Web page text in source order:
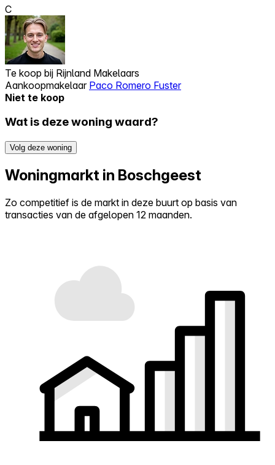
C
Te koop bij Rijnland Makelaars
Aankoopmakelaar Paco Romero Fuster
Niet te koop
Wat is deze woning waard?
Volg deze woning
Woningmarkt in Boschgeest
Zo competitief is de markt in deze buurt op basis van
transacties van de afgelopen 12 maanden.